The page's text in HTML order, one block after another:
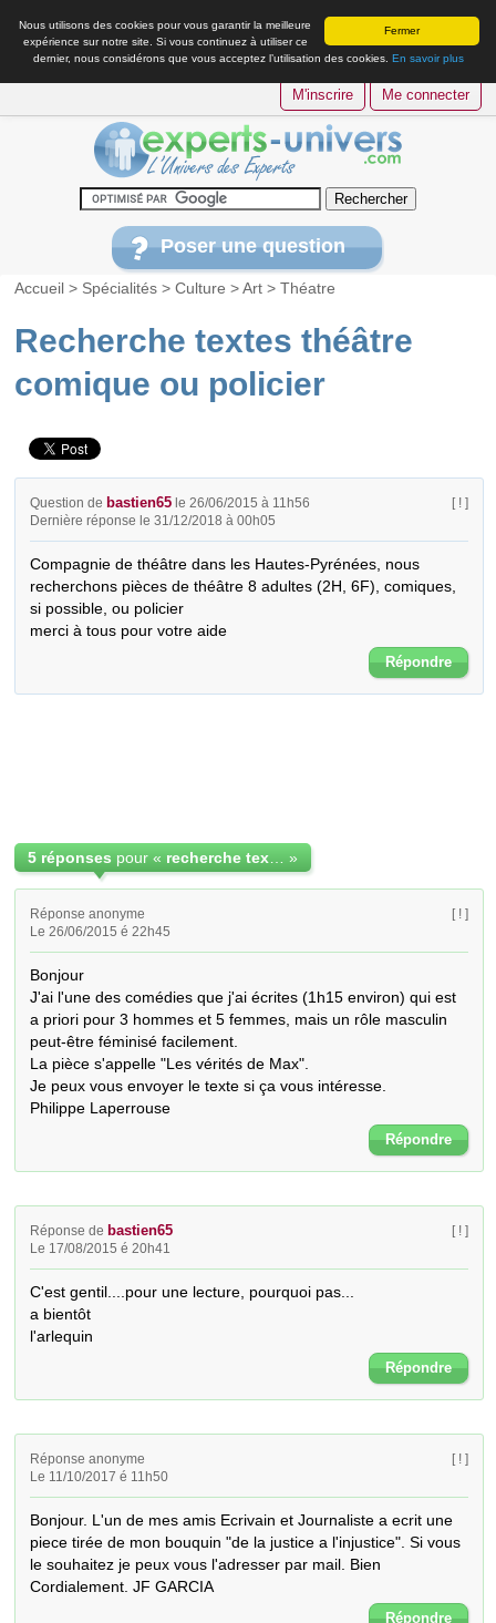
Fermer
Nous utilisons des cookies pour vous garantir la meilleure
expérience sur notre site. Si vous continuez à utiliser ce
dernier, nous considérons que vous acceptez l’utilisation des cookies. En savoir plus
M'inscrire Me connecter
Poser une question
Accueil > Spécialités >Culture >Art >Théatre
Recherche textes théâtre
comique ou policier
Question de bastien65 le 26/06/2015 à 11h56
Dernière réponse le 31/12/2018 à 00h05
[ ! ]
Compagnie de théâtre dans les Hautes-Pyrénées, nous
recherchons pièces de théâtre 8 adultes (2H, 6F), comiques,
si possible, ou policier
merci à tous pour votre aide
Répondre
5 réponses pour « »
Réponse anonyme
Le 26/06/2015 é 22h45
[ ! ]
Bonjour
J'ai l'une des comédies que j'ai écrites (1h15 environ) qui est
a priori pour 3 hommes et 5 femmes, mais un rôle masculin
peut-être féminisé facilement.
La pièce s'appelle "Les vérités de Max".
Je peux vous envoyer le texte si ça vous intéresse.
Philippe Laperrouse
Répondre
Réponse de bastien65
Le 17/08/2015 é 20h41
[ ! ]
C'est gentil....pour une lecture, pourquoi pas...
a bientôt
l'arlequin
Répondre
Réponse anonyme
Le 11/10/2017 é 11h50
[ ! ]
Bonjour. L'un de mes amis Ecrivain et Journaliste a ecrit une
piece tirée de mon bouquin "de la justice a l'injustice". Si vous
le souhaitez je peux vous l'adresser par mail. Bien
Cordialement. JF GARCIA
Répondre